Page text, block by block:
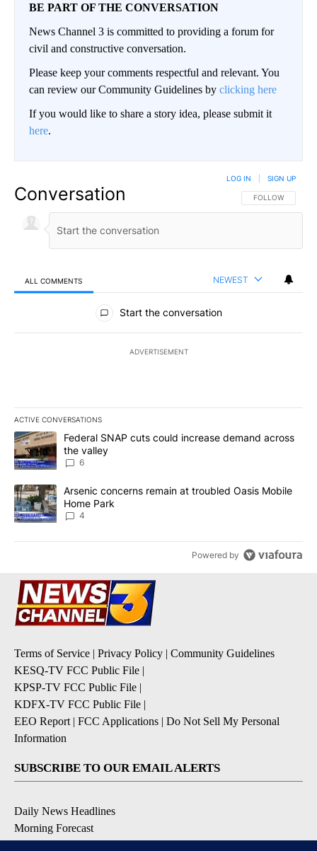
BE PART OF THE CONVERSATION
News Channel 3 is committed to providing a forum for
civil and constructive conversation.
Please keep your comments respectful and relevant. You
can review our Community Guidelines by clicking here
If you would like to share a story idea, please submit it
here.
Conversation FOLLOW THIS
FOLLOW
LOG IN SIGN UP
ALL COMMENTS NEWEST
All Comments
Start the conversation
ADVERTISEMENT
ACTIVE CONVERSATIONS
The following is a list of the most commented articles in the last
A trending article titled "Federal SNAP cuts could increase
Federal SNAP cuts could increase demand across
the valley
6
A trending article titled "Arsenic concerns remain at troubled
Arsenic concerns remain at troubled Oasis Mobile
Home Park
4
Powered by
Terms of Service | Privacy Policy | Community Guidelines
KESQ-TV FCC Public File |
KPSP-TV FCC Public File |
KDFX-TV FCC Public File |
EEO Report | FCC Applications | Do Not Sell My Personal
Information
SUBSCRIBE TO OUR EMAIL ALERTS
Daily News Headlines
Morning Forecast